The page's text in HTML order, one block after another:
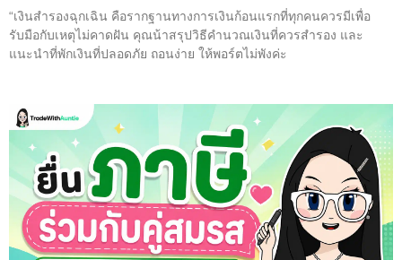
“เงินสำรองฉุกเฉิน คือรากฐานทางการเงินก้อนแรกที่ทุกคนควรมีเพื่อ
รับมือกับเหตุไม่คาดฝัน คุณน้าสรุปวิธีคำนวณเงินที่ควรสำรอง และ
แนะนำที่พักเงินที่ปลอดภัย ถอนง่าย ให้พอร์ตไม่พังค่ะ